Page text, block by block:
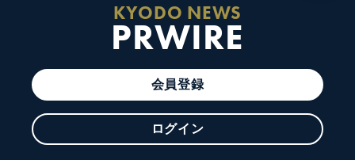
KYODO NEWS
PRWIRE
会員登録
ログイン